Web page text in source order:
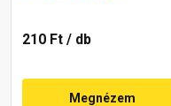
210 Ft / db
Megnézem